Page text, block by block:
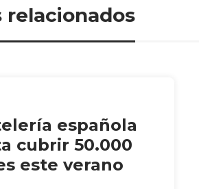
española
cubrir 50.000
este verano